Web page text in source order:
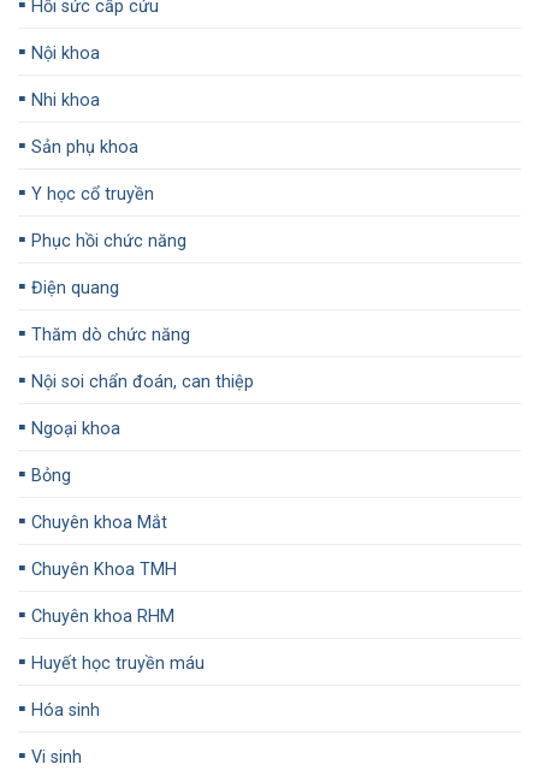
Hồi sức cấp cứu
▪️ Nội khoa
▪️ Nhi khoa
▪️ Sản phụ khoa
▪️ Y học cổ truyền
▪️ Phục hồi chức năng
▪️ Điện quang
▪️ Thăm dò chức năng
▪️ Nội soi chẩn đoán, can thiệp
▪️ Ngoại khoa
▪️ Bỏng
▪️ Chuyên khoa Mắt
▪️ Chuyên Khoa TMH
▪️ Chuyên khoa RHM
▪️ Huyết học truyền máu
▪️ Hóa sinh
▪️ Vi sinh